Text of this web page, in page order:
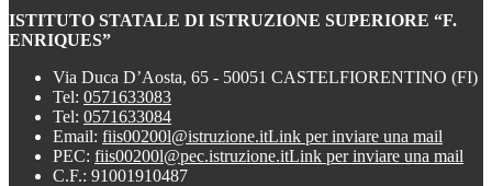
ISTITUTO STATALE DI ISTRUZIONE SUPERIORE “F.
ENRIQUES”
Via Duca D’Aosta, 65 - 50051 CASTELFIORENTINO (FI)
Tel: 0571633083
Tel: 0571633084
Email: fiis00200l@istruzione.itLink per inviare una mail
PEC: fiis00200l@pec.istruzione.itLink per inviare una mail
C.F.: 91001910487